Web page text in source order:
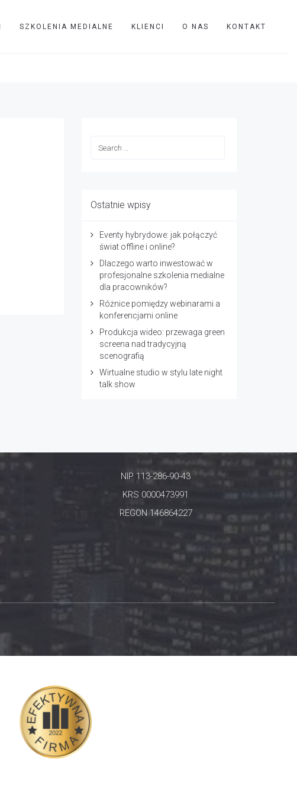
SZKOLENIA MEDIALNE KLIENCI O NAS KONTAKT
Ostatnie wpisy
Eventy hybrydowe: jak połączyć
świat offline i online?
Dlaczego warto inwestować w
profesjonalne szkolenia medialne
dla pracowników?
Różnice pomiędzy webinarami a
konferencjami online
Produkcja wideo: przewaga green
screena nad tradycyjną
scenografią
Wirtualne studio w stylu late night
talk show
NIP 113-286-90-43
KRS 0000473991
REGON 146864227